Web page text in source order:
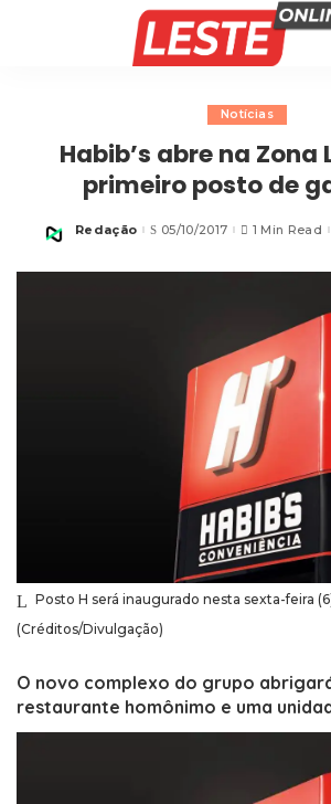
Notícias
Habib’s abre na Zona
primeiro posto de
Posted
Redação 05/10/2017 1 Min Read
Posto H será inaugurado nesta sexta-feira
(Créditos/Divulgação)
O novo complexo do grupo
restaurante homônimo e uma